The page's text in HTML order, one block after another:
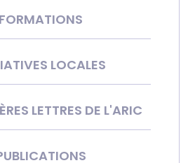
FORMATIONS
LOCALES
LETTRES DE L'ARIC